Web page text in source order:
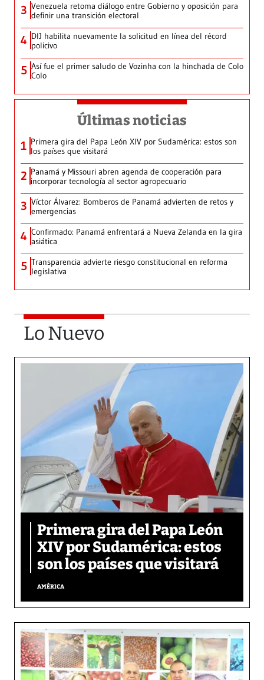
3 Venezuela retoma diálogo entre Gobierno y oposición para
definir una transición electoral
4 DIJ habilita nuevamente la solicitud en línea del récord
policivo
5 Así fue el primer saludo de Vozinha con la hinchada de Colo
Colo
Últimas noticias
1 Primera gira del Papa León XIV por Sudamérica: estos son
los países que visitará
2 Panamá y Missouri abren agenda de cooperación para
incorporar tecnología al sector agropecuario
3 Víctor Álvarez: Bomberos de Panamá advierten de retos y
emergencias
4 Confirmado: Panamá enfrentará a Nueva Zelanda en la gira
asiática
5 Transparencia advierte riesgo constitucional en reforma
legislativa
Lo Nuevo
Primera gira del Papa León
XIV por Sudamérica: estos
son los países que visitará
AMÉRICA